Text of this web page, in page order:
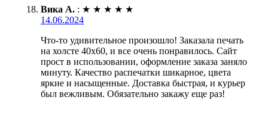
Вика А. : ★ ★ ★ ★ ★
14.06.2024
Что-то удивительное произошло! Заказала печать
на холсте 40х60, и все очень понравилось. Сайт
прост в использовании, оформление заказа заняло
минуту. Качество распечатки шикарное, цвета
яркие и насыщенные. Доставка быстрая, и курьер
был вежливым. Обязательно закажу еще раз!